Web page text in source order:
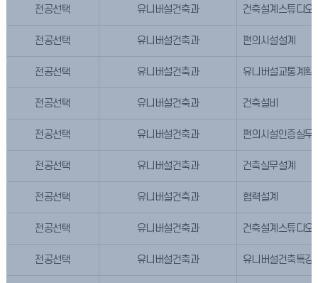
전공선택 유니버설건축과 건축설계스튜디오
전공선택 유니버설건축과 편의시설설계
전공선택 유니버설건축과 유니버설교통계획
전공선택 유니버설건축과 건축설비
전공선택 유니버설건축과 편의시설인증실
전공선택 유니버설건축과 건축실무설계
전공선택 유니버설건축과 협력설계
전공선택 유니버설건축과 건축설계스튜디오
전공선택 유니버설건축과 유니버설건축특강